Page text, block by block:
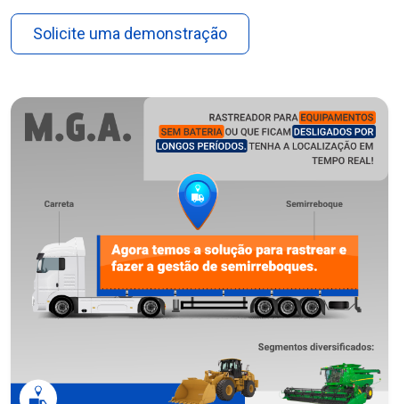
Solicite uma demonstração